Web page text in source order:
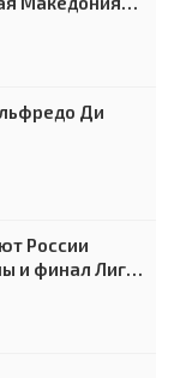
Ди
России
и финал Лиги